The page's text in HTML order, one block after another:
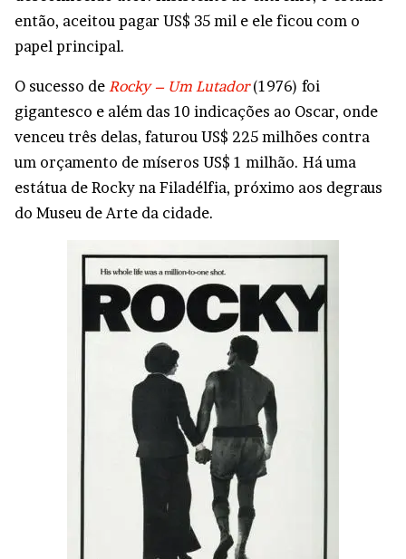
então, aceitou pagar US$ 35 mil e ele ficou com o
papel principal.
O sucesso de Rocky – Um Lutador(1976) foi
gigantesco e além das 10 indicações ao Oscar, onde
venceu três delas, faturou US$ 225 milhões contra
um orçamento de míseros US$ 1 milhão. Há uma
estátua de Rocky na Filadélfia, próximo aos degraus
do Museu de Arte da cidade.